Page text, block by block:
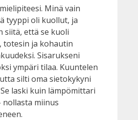
Minä vain
tyyppi oli kuollut, ja
siitä, että se kuoli
totesin ja kohautin
Sisarukseni
ympäri tilaa. Kuuntelen
silti oma sietokykyni
laski kuin lämpömittari
nollasta miinus